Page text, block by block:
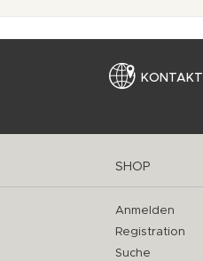
KONTAKT
SHOP
Anmelden
Registration
Suche